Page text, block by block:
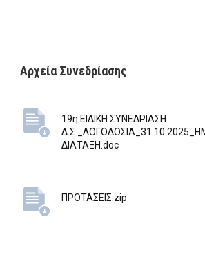
Αρχεία Συνεδρίασης
19η ΕΙΔΙΚΗ ΣΥΝΕΔΡΙΑΣΗ
ΔΙΑΤΑΞΗ.doc
ΠΡΟΤΑΣΕΙΣ.zip